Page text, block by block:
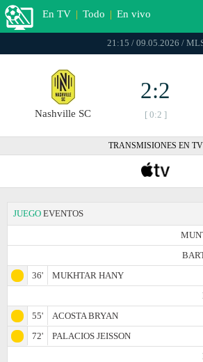
En TV | Todo | En vivo
21:15 / 09.05.2026 /
Nashville SC
2:2
[ 0:2 ]
TRANSMISIONES EN TV
JUEGO EVENTOS
36'
MUKHTAR HANY
55'
ACOSTA BRYAN
72'
PALACIOS JEISSON